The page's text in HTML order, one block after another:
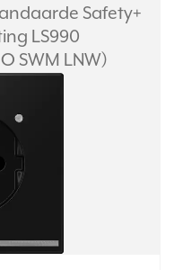
Safety+
LS990
SWM LNW)